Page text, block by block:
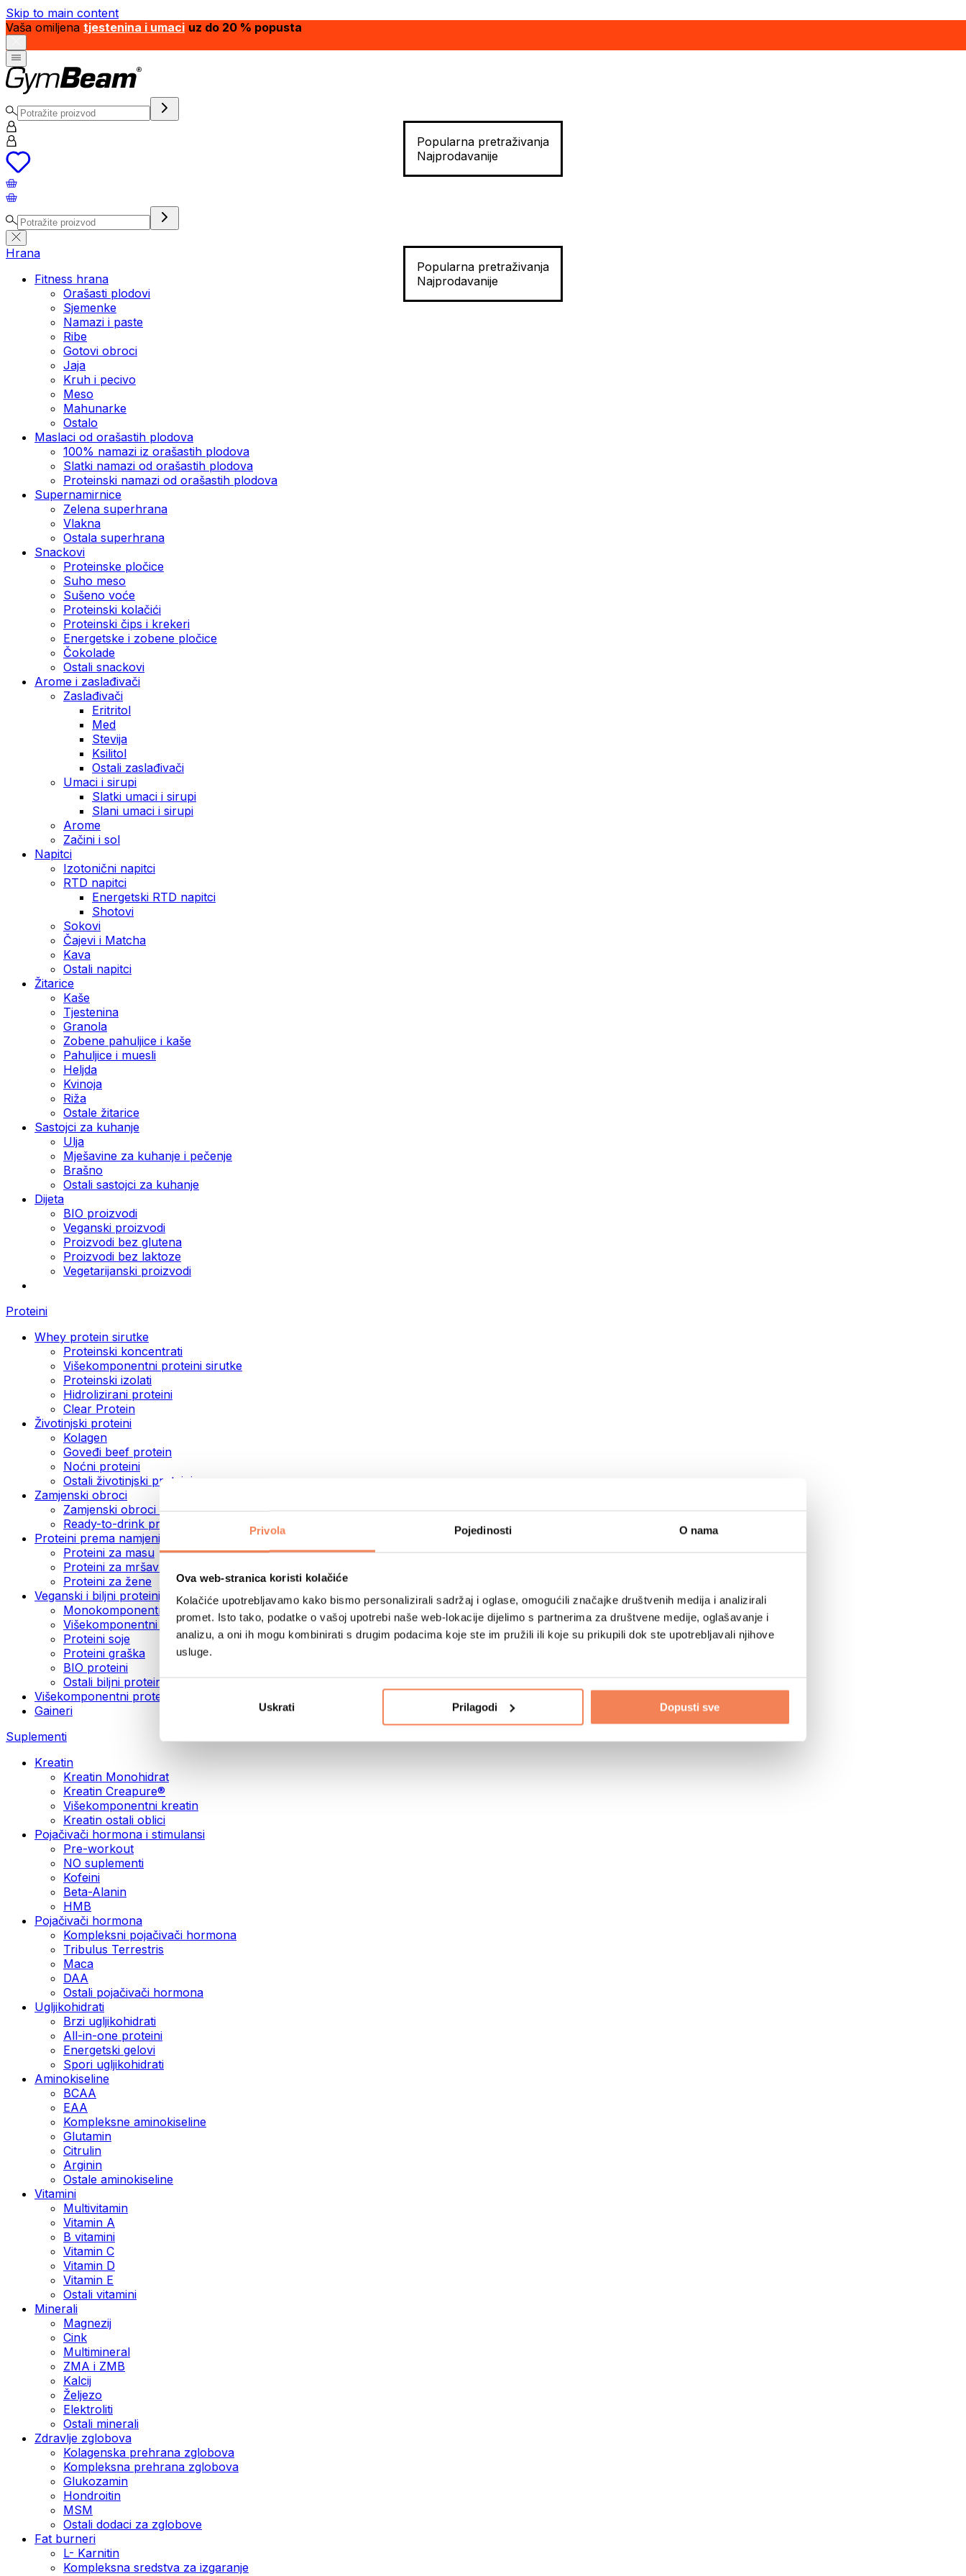
Privola Pojedinosti O nama
Ova web-stranica koristi kolačiće
Kolačiće upotrebljavamo kako bismo personalizirali sadržaj i oglase, omogućili značajke društvenih medija i analizirali
promet. Isto tako, podatke o vašoj upotrebi naše web-lokacije dijelimo s partnerima za društvene medije, oglašavanje i
analizu, a oni ih mogu kombinirati s drugim podacima koje ste im pružili ili koje su prikupili dok ste upotrebljavali njihove
usluge.
Uskrati Prilagodi Dopusti sve
Skip to main content
Vaša omiljena tjestenina i umaci uz do 20 % popusta
Popularna pretraživanja
Najprodavanije
Popularna pretraživanja
Najprodavanije
Hrana
Fitness hrana
Orašasti plodovi
Sjemenke
Namazi i paste
Ribe
Gotovi obroci
Jaja
Kruh i pecivo
Meso
Mahunarke
Ostalo
Maslaci od orašastih plodova
100% namazi iz orašastih plodova
Slatki namazi od orašastih plodova
Proteinski namazi od orašastih plodova
Supernamirnice
Zelena superhrana
Vlakna
Ostala superhrana
Snackovi
Proteinske pločice
Suho meso
Sušeno voće
Proteinski kolačići
Proteinski čips i krekeri
Energetske i zobene pločice
Čokolade
Ostali snackovi
Arome i zaslađivači
Zaslađivači
Eritritol
Med
Stevija
Ksilitol
Ostali zaslađivači
Umaci i sirupi
Slatki umaci i sirupi
Slani umaci i sirupi
Arome
Začini i sol
Napitci
Izotonični napitci
RTD napitci
Energetski RTD napitci
Shotovi
Sokovi
Čajevi i Matcha
Kava
Ostali napitci
Žitarice
Kaše
Tjestenina
Granola
Zobene pahuljice i kaše
Pahuljice i muesli
Heljda
Kvinoja
Riža
Ostale žitarice
Sastojci za kuhanje
Ulja
Mješavine za kuhanje i pečenje
Brašno
Ostali sastojci za kuhanje
Dijeta
BIO proizvodi
Veganski proizvodi
Proizvodi bez glutena
Proizvodi bez laktoze
Vegetarijanski proizvodi
Proteini
Whey protein sirutke
Proteinski koncentrati
Višekomponentni proteini sirutke
Proteinski izolati
Hidrolizirani proteini
Clear Protein
Životinjski proteini
Kolagen
Goveđi beef protein
Noćni proteini
Ostali životinjski proteini
Zamjenski obroci
Zamjenski obroci u prahu
Ready-to-drink proteinski napitci
Proteini prema namjeni
Proteini za masu
Proteini za mršavljenje
Proteini za žene
Veganski i biljni proteini
Monokomponentni veganski proteini
Višekomponentni veganski proteini
Proteini soje
Proteini graška
BIO proteini
Ostali biljni proteini
Višekomponentni protein
Gaineri
Suplementi
Kreatin
Kreatin Monohidrat
Kreatin Creapure®
Višekomponentni kreatin
Kreatin ostali oblici
Pojačivači hormona i stimulansi
Pre-workout
NO suplementi
Kofeini
Beta-Alanin
HMB
Pojačivači hormona
Kompleksni pojačivači hormona
Tribulus Terrestris
Maca
DAA
Ostali pojačivači hormona
Ugljikohidrati
Brzi ugljikohidrati
All-in-one proteini
Energetski gelovi
Spori ugljikohidrati
Aminokiseline
BCAA
EAA
Kompleksne aminokiseline
Glutamin
Citrulin
Arginin
Ostale aminokiseline
Vitamini
Multivitamin
Vitamin A
B vitamini
Vitamin C
Vitamin D
Vitamin E
Ostali vitamini
Minerali
Magnezij
Cink
Multimineral
ZMA i ZMB
Kalcij
Željezo
Elektroliti
Ostali minerali
Zdravlje zglobova
Kolagenska prehrana zglobova
Kompleksna prehrana zglobova
Glukozamin
Hondroitin
MSM
Ostali dodaci za zglobove
Fat burneri
L- Karnitin
Kompleksna sredstva za izgaranje